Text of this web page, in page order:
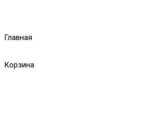
Главная
Корзина